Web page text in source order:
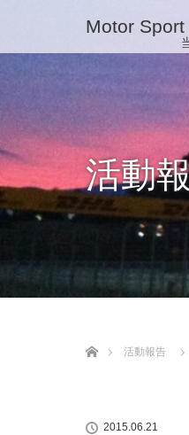
Motor
活動
活動報告
2015.06.21